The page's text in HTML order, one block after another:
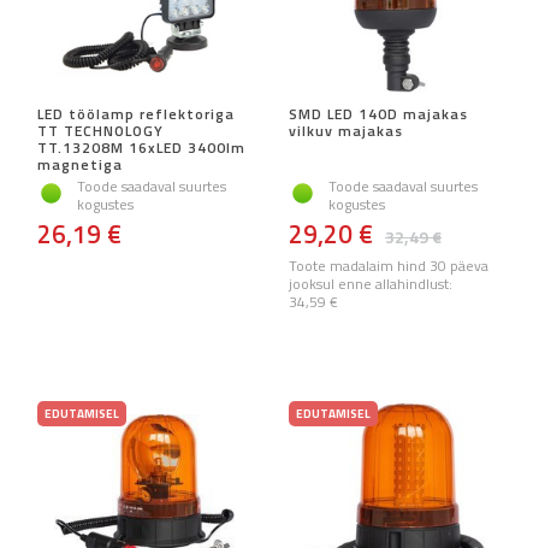
LED töölamp reflektoriga
TT TECHNOLOGY
TT.13208M 16xLED 3400lm
magnetiga
Toode saadaval suurtes
kogustes
26,19 €
SMD LED 140D majakas
vilkuv majakas
Toode saadaval suurtes
kogustes
32,49 €
29,20 €
Toote madalaim hind 30 päeva
jooksul enne allahindlust:
34,59 €
EDUTAMISEL EDUTAMISEL